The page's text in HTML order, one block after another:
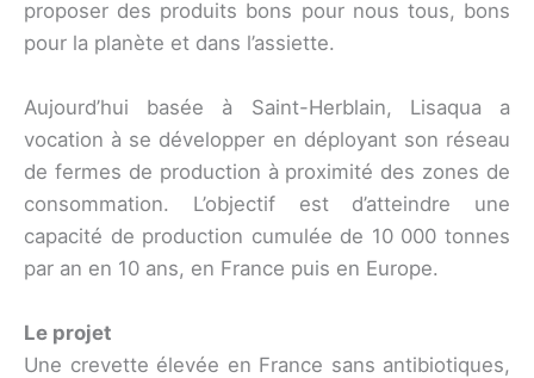
proposer des produits bons pour nous tous, bons
pour la planète et dans l’assiette.
Aujourd’hui basée à Saint-Herblain, Lisaqua a
vocation à se développer en déployant son réseau
de fermes de production à proximité des zones de
consommation. L’objectif est d’atteindre une
capacité de production cumulée de 10 000 tonnes
par an en 10 ans, en France puis en Europe.
Le projet
Une crevette élevée en France sans antibiotiques,